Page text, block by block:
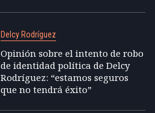
Delcy Rodríguez
Opinión sobre el intento de robo
de identidad política de Delcy
Rodríguez: “estamos seguros
que no tendrá éxito”